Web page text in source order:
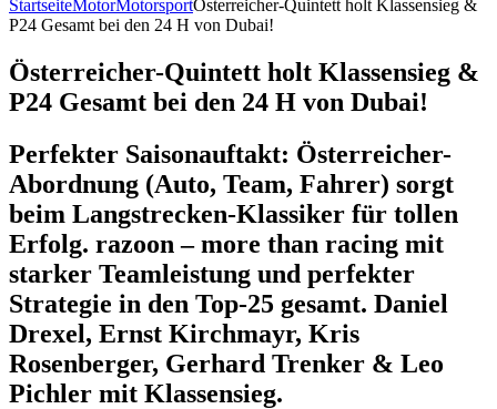
StartseiteMotorMotorsportÖsterreicher-Quintett holt Klassensieg &
P24 Gesamt bei den 24 H von Dubai!
Österreicher-Quintett holt Klassensieg &
P24 Gesamt bei den 24 H von Dubai!
Perfekter Saisonauftakt: Österreicher-
Abordnung (Auto, Team, Fahrer) sorgt
beim Langstrecken-Klassiker für tollen
Erfolg. razoon – more than racing mit
starker Teamleistung und perfekter
Strategie in den Top-25 gesamt. Daniel
Drexel, Ernst Kirchmayr, Kris
Rosenberger, Gerhard Trenker & Leo
Pichler mit Klassensieg.